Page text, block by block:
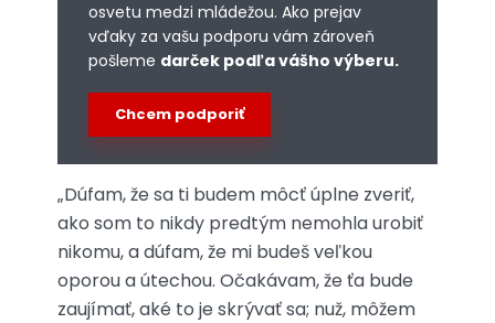
osvetu medzi mládežou. Ako prejav
vďaky za vašu podporu vám zároveň
pošleme darček podľa vášho výberu.
Chcem podporiť
„Dúfam, že sa ti budem môcť úplne zveriť,
ako som to nikdy predtým nemohla urobiť
nikomu, a dúfam, že mi budeš veľkou
oporou a útechou. Očakávam, že ťa bude
zaujímať, aké to je skrývať sa; nuž, môžem